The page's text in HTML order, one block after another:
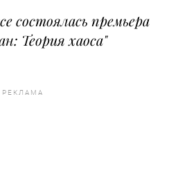
состоялась премьера
Теория хаоса"
РЕКЛАМА